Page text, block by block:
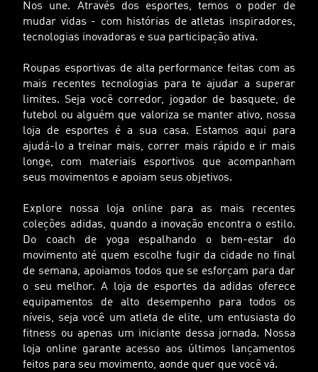
Nos une. Através dos esportes, temos o poder de
mudar vidas - com histórias de atletas inspiradores,
tecnologias inovadoras e sua participação ativa.
Roupas esportivas de alta performance feitas com as
mais recentes tecnologias para te ajudar a superar
limites. Seja você corredor, jogador de basquete, de
futebol ou alguém que valoriza se manter ativo, nossa
loja de esportes é a sua casa. Estamos aqui para
ajudá-lo a treinar mais, correr mais rápido e ir mais
longe, com materiais esportivos que acompanham
seus movimentos e apoiam seus objetivos.
Explore nossa loja online para as mais recentes
coleções adidas, quando a inovação encontra o estilo.
Do coach de yoga espalhando o bem-estar do
movimento até quem escolhe fugir da cidade no final
de semana, apoiamos todos que se esforçam para dar
o seu melhor. A loja de esportes da adidas oferece
equipamentos de alto desempenho para todos os
níveis, seja você um atleta de elite, um entusiasta do
fitness ou apenas um iniciante dessa jornada. Nossa
loja online garante acesso aos últimos lançamentos
feitos para seu movimento, aonde quer que você vá.